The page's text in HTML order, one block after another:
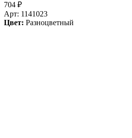
704 ₽
Арт: 1141023
Цвет: Разноцветный